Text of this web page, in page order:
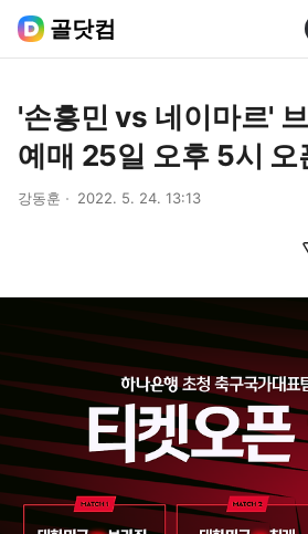
골닷컴
'손흥민 vs 네이마르'
예매 25일 오후 5시 오
강동훈 2022. 5. 24. 13:13